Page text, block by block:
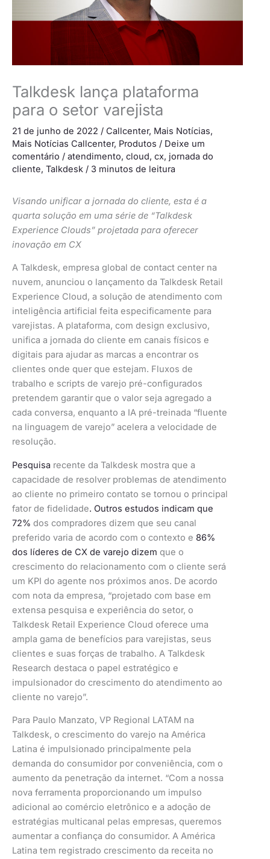
Talkdesk lança plataforma
para o setor varejista
21 de junho de 2022 / Callcenter, Mais Notícias,
Mais Notícias Callcenter, Produtos / Deixe um
comentário / atendimento, cloud, cx, jornada do
cliente, Talkdesk / 3 minutos de leitura
Visando unificar a jornada do cliente, esta é a
quarta solução em uma série de “Talkdesk
Experience Clouds” projetada para oferecer
inovação em CX
A Talkdesk, empresa global de contact center na
nuvem, anunciou o lançamento da Talkdesk Retail
Experience Cloud, a solução de atendimento com
inteligência artificial feita especificamente para
varejistas. A plataforma, com design exclusivo,
unifica a jornada do cliente em canais físicos e
digitais para ajudar as marcas a encontrar os
clientes onde quer que estejam. Fluxos de
trabalho e scripts de varejo pré-configurados
pretendem garantir que o valor seja agregado a
cada conversa, enquanto a IA pré-treinada “fluente
na linguagem de varejo” acelera a velocidade de
resolução.
Pesquisa recente da Talkdesk mostra que a
capacidade de resolver problemas de atendimento
ao cliente no primeiro contato se tornou o principal
fator de fidelidade. Outros estudos indicam que
72% dos compradores dizem que seu canal
preferido varia de acordo com o contexto e 86%
dos líderes de CX de varejo dizem que o
crescimento do relacionamento com o cliente será
um KPI do agente nos próximos anos. De acordo
com nota da empresa, “projetado com base em
extensa pesquisa e experiência do setor, o
Talkdesk Retail Experience Cloud oferece uma
ampla gama de benefícios para varejistas, seus
clientes e suas forças de trabalho. A Talkdesk
Research destaca o papel estratégico e
impulsionador do crescimento do atendimento ao
cliente no varejo”.
Para Paulo Manzato, VP Regional LATAM na
Talkdesk, o crescimento do varejo na América
Latina é impulsionado principalmente pela
demanda do consumidor por conveniência, com o
aumento da penetração da internet. “Com a nossa
nova ferramenta proporcionando um impulso
adicional ao comércio eletrônico e a adoção de
estratégias multicanal pelas empresas, queremos
aumentar a confiança do consumidor. A América
Latina tem registrado crescimento da receita no